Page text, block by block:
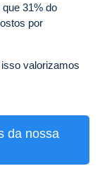
31% do
por
valorizamos
da nossa